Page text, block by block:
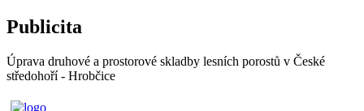
Publicita
Úprava druhové a prostorové skladby lesních porostů v České
středohoří - Hrobčice